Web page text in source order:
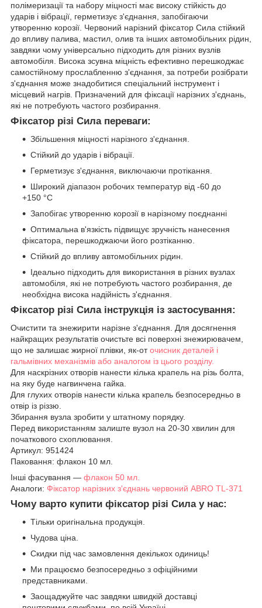
полімеризації та набору міцності має високу стійкість до
ударів і вібрації, герметизує з'єднання, запобігаючи
утворенню корозії. Червоний нарізний фіксатор Сила стійкий
до впливу палива, мастил, олив та інших автомобільних рідин,
завдяки чому універсально підходить для різних вузлів
автомобіля. Висока зсувна міцність ефективно перешкоджає
самостійному прослабленню з'єднання, за потреби розібрати
з'єднання може знадобитися спеціальний інструмент і
місцевий нагрів. Призначений для фіксації нарізних з'єднань,
які не потребують частого розбирання.
Фіксатор різі Сила переваги:
Збільшення міцності нарізного з'єднання.
Стійкий до ударів і вібрації.
Герметизує з'єднання, виключаючи протікання.
Широкий діапазон робочих температур від -60 до
+150 °C
Запобігає утворенню корозії в нарізному поєднанні
Оптимальна в'язкість підвищує зручність нанесення
фіксатора, перешкоджаючи його розтіканню.
Стійкий до впливу автомобільних рідин.
Ідеально підходить для використання в різних вузлах
автомобіля, які не потребують частого розбирання, де
необхідна висока надійність з'єднання.
Фіксатор різі Сила інструкція із застосування:
Очистити та знежирити нарізне з'єднання. Для досягнення
найкращих результатів очистьте всі поверхні знежирювачем,
що не залишає жирної плівки, як-оточисник деталей і
гальмівних механізмів або аналогом із цього розділу.
Для наскрізних отворів нанести кілька крапель на різь болта,
на яку буде нагвинчена гайка.
Для глухих отворів нанести кілька крапель безпосередньо в
отвір із різзю.
Збирання вузла зробити у штатному порядку.
Перед використанням залиште вузол на 20-30 хвилин для
початкового схоплювання.
Артикул: 951424
Паковання: флакон 10 мл.
Інші фасування — флакон 50 мл.
Аналоги: Фіксатор нарізних з'єднань червоний ABRO TL-371
Чому варто купити фіксатор різі Сила у нас:
Тільки оригінальна продукція.
Чудова ціна.
Скидки під час замовлення декількох одиниць!
Ми працюємо безпосередньо з офіційними
представниками.
Заощаджуйте час завдяки швидкій доставці